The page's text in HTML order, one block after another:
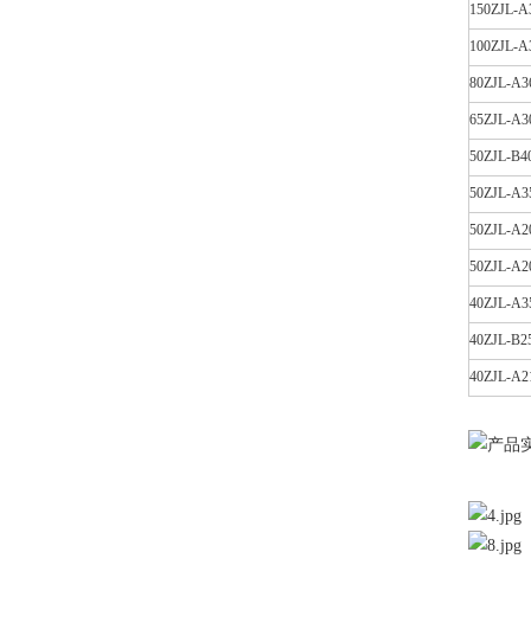
150ZJL-
100ZJL-
80ZJL-
65ZJL-
50ZJL-
50ZJL-
50ZJL-
50ZJL-
40ZJL-
40ZJL-
40ZJL-